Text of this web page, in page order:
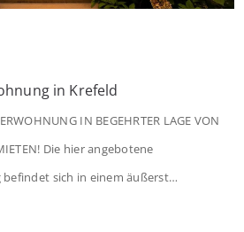
in Krefeld
IN BEGEHRTER LAGE VON
Die hier angebotene
sich in einem äußerst